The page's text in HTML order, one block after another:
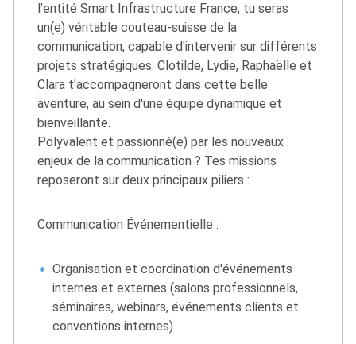
l’entité Smart Infrastructure France, tu seras
un(e) véritable couteau-suisse de la
communication, capable d'intervenir sur différents
projets stratégiques. Clotilde, Lydie, Raphaëlle et
Clara t'accompagneront dans cette belle
aventure, au sein d'une équipe dynamique et
bienveillante.
Polyvalent et passionné(e) par les nouveaux
enjeux de la communication ? Tes missions
reposeront sur deux principaux piliers :
Communication Événementielle :
Organisation et coordination d'événements
internes et externes (salons professionnels,
séminaires, webinars, événements clients et
conventions internes)